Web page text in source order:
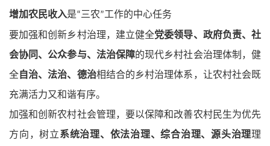
增加农民收入是“三农”工作的中心任务
要加强和创新乡村治理，建立健全党委领导、政府负责、社
会协同、公众参与、法治保障的现代乡村社会治理体制，健
全自治、法治、德治相结合的乡村治理体系，让农村社会既
充满活力又和谐有序。
加强和创新农村社会管理，要以保障和改善农村民生为优先
方向，树立系统治理、依法治理、综合治理、源头治理理